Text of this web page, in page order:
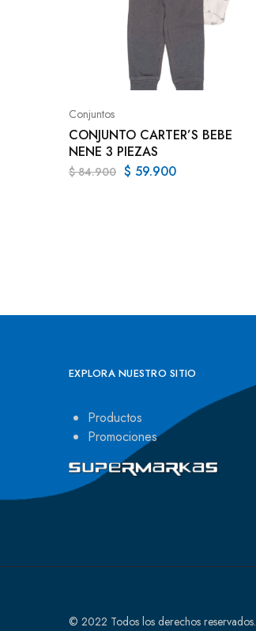
Conjuntos
CONJUNTO CARTER’S BEBE
NENE 3 PIEZAS
$84.900 $ 59.900
EXPLORA NUESTRO SITIO
Productos
Promociones
© 2022 Todos los derechos reservados.